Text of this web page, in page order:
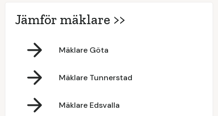
Jämför mäklare >>
Mäklare Göta
Mäklare Tunnerstad
Mäklare Edsvalla